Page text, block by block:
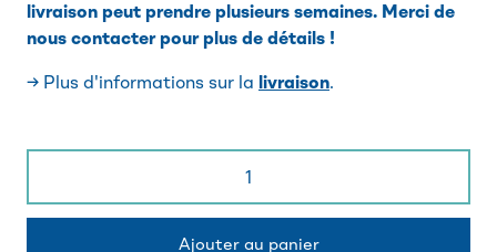
livraison peut prendre plusieurs semaines. Merci de
nous contacter pour plus de détails !
→ Plus d'informations sur la livraison.